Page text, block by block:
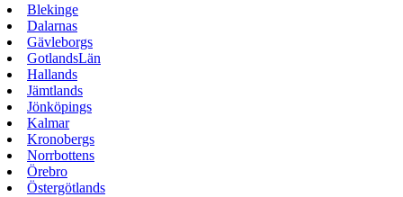
Blekinge
Dalarnas
Gävleborgs
GotlandsLän
Hallands
Jämtlands
Jönköpings
Kalmar
Kronobergs
Norrbottens
Örebro
Östergötlands